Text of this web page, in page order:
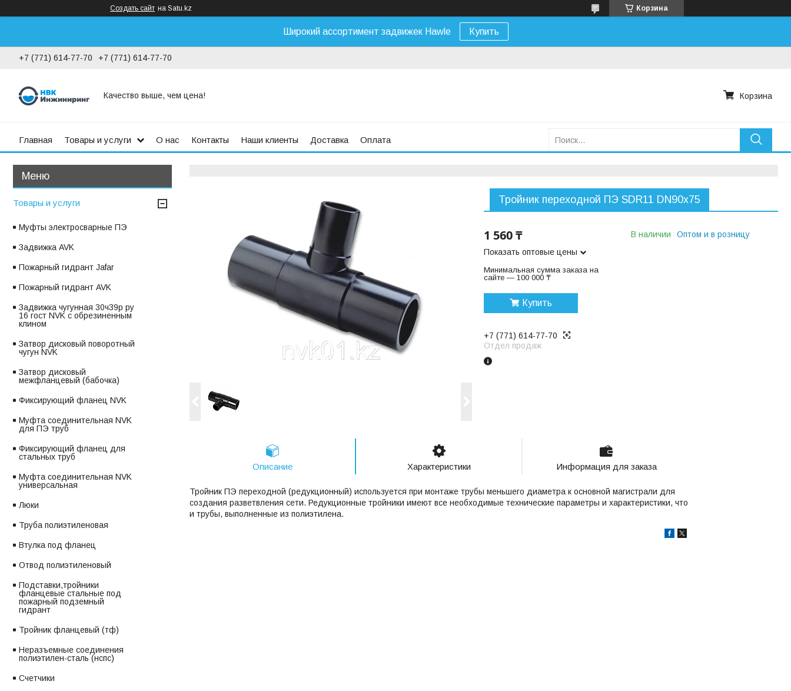
Создать сайт на Satu.kz Корзина
Широкий ассортимент задвижек Hawle Купить
+7 (771) 614-77-70 +7 (771) 614-77-70
Качество выше, чем цена! Корзина
Главная Товары и услуги О нас Контакты Наши клиенты Доставка Оплата
Тройник переходной ПЭ SDR11 DN90х75
1 560 ₸
Показать оптовые цены
Минимальная сумма заказа на
сайте — 100 000 ₸
В наличии Оптом и в розницу
Купить
+7 (771) 614-77-70
Отдел продаж
Описание Характеристики Информация для заказа
Тройник ПЭ переходной (редукционный) используется при монтаже трубы меньшего диаметра к основной магистрали для
создания разветвления сети. Редукционные тройники имеют все необходимые технические параметры и характеристики, что
и трубы, выполненные из полиэтилена.
Товары и услуги
Муфты электросварные ПЭ
Задвижка AVK
Пожарный гидрант Jafar
Пожарный гидрант AVK
Задвижка чугунная 30ч39р ру
16 гост NVK с обрезиненным
клином
Затвор дисковый поворотный
чугун NVK
Затвор дисковый
межфланцевый (бабочка)
Фиксирующий фланец NVK
Муфта соединительная NVK
для ПЭ труб
Фиксирующий фланец для
стальных труб
Муфта соединительная NVK
универсальная
Люки
Труба полиэтиленовая
Втулка под фланец
Отвод полиэтиленовый
Подставки,тройники
фланцевые стальные под
пожарный подземный
гидрант
Тройник фланцевый (тф)
Неразъемные соединения
полиэтилен-сталь (нспс)
Счетчики